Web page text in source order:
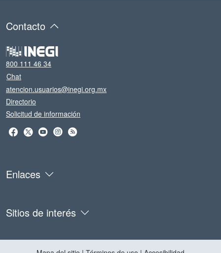
Contacto
800 111 46 34
Chat
atencion.usuarios@inegi.org.mx
Directorio
Solicitud de información
Enlaces
Sitios de interés